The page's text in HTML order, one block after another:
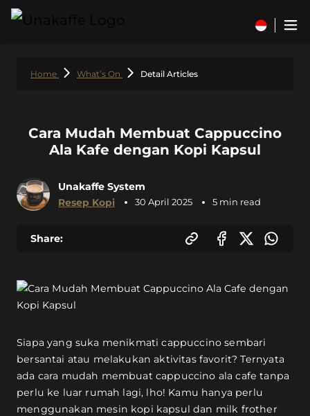
Home What’s On Detail Articles
Cara Mudah Membuat Cappuccino
Ala Kafe dengan Kopi Kapsul
Unakaffe System
Resep Kopi
30 April 2025 5 min read
Share:
Siapa yang suka menikmati cappuccino sembari
bersantai atau melakukan aktivitas favorit? Ternyata
ada cara mudah membuat cappuccino ala cafe tanpa
perlu ke luar rumah lagi, lho! Kamu hanya perlu
menggunakan mesin kopi kapsul dan milk frother